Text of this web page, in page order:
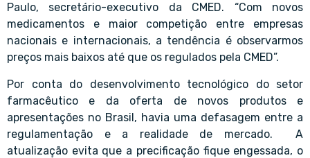
Paulo, secretário-executivo da CMED. “Com novos
medicamentos e maior competição entre empresas
nacionais e internacionais, a tendência é observarmos
preços mais baixos até que os regulados pela CMED”.
Por conta do desenvolvimento tecnológico do setor
farmacêutico e da oferta de novos produtos e
apresentações no Brasil, havia uma defasagem entre a
regulamentação e a realidade de mercado. A
atualização evita que a precificação fique engessada, o